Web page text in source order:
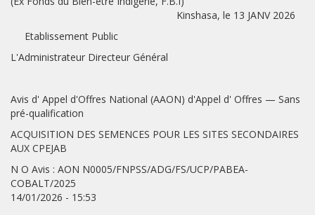
Kinshasa, le 13 JANV 2026
Etablissement Public
L'Administrateur Directeur Général
Avis d' Appel d'Offres National (AAON) d'Appel d' Offres — Sans
pré-qualification
ACQUISITION DES SEMENCES POUR LES SITES SECONDAIRES
AUX CPEJAB
N O Avis : AON N0005/FNPSS/ADG/FS/UCP/PABEA-
COBALT/2025
14/01/2026 - 15:53